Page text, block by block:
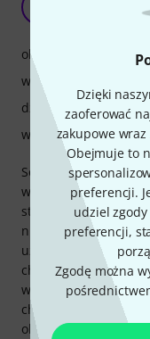
Dzięki
zaoferować
zakupowe
Obejmuje to
preferencji.
udziel
preferencji,
Zgodę można
Sea Machine to w
większość efektów
standardowe
nietypowych
uzyskania
chorusa, ale także
wyspecjalizowanych.
chorusa rodzaj
obrotu. Shape
obsługa
właściwości
dźwięk
wykończenie